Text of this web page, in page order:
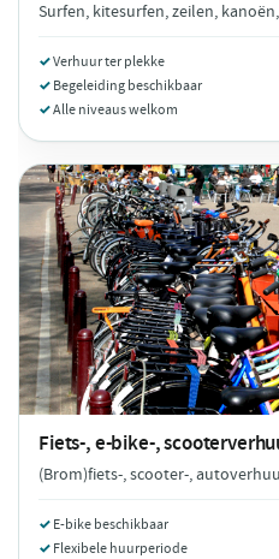
Surfen, kitesurfen, zeilen,
Verhuur ter plekke
Begeleiding beschikbaar
Alle niveaus welkom
Fiets-, e-bike-,
(Brom)fiets-, scooter-,
E-bike beschikbaar
Flexibele huurperiode